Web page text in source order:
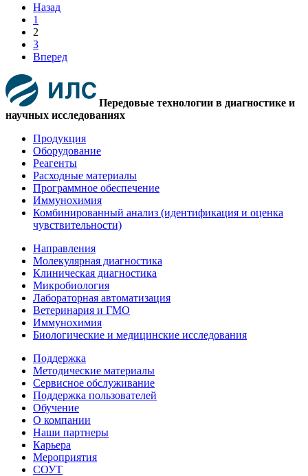
Назад
1
2
3
Вперед
Передовые технологии в диагностике и
научных исследованиях
Продукция
Оборудование
Реагенты
Расходные материалы
Программное обеспечение
Иммунохимия
Комбинированный анализ (идентификация и оценка
чувствительности)
Направления
Молекулярная диагностика
Клиническая диагностика
Микробиология
Лабораторная автоматизация
Ветеринария и ГМО
Иммунохимия
Биологические и медицинские исследования
Поддержка
Методические материалы
Сервисное обслуживание
Поддержка пользователей
Обучение
О компании
Наши партнеры
Карьера
Мероприятия
СОУТ